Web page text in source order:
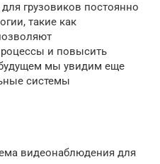
грузовиков постоянно
такие как
и повысить
мы увидим еще
системы
видеонаблюдения для